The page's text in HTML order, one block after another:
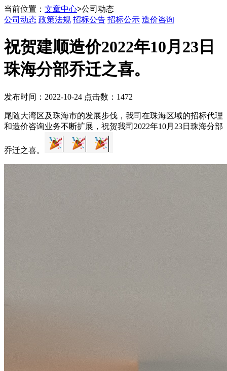
当前位置： 文章中心>公司动态
公司动态 政策法规 招标公告 招标公示 造价咨询
祝贺建顺造价2022年10月23日
珠海分部乔迁之喜。
发布时间：2022-10-24 点击数：1472
尾随大湾区及珠海市的发展步伐，我司在珠海区域的招标代理
和造价咨询业务不断扩展，祝贺我司2022年10月23日珠海分部
乔迁之喜。